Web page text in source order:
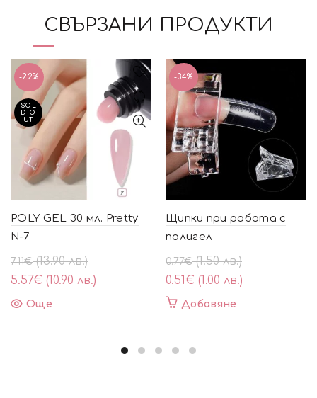
СВЪРЗАНИ ПРОДУКТИ
-22%
SOL
D O
UT
POLY GEL 30 мл. Pretty
N-7
7.11€ (13.90 лв.)
Original
price
was:
5.57€ (10.90 лв.)
Текущата
цена
е:
Още
-34%
Щипки при работа с
полигел
0.77€ (1.50 лв.)
Original
price
was:
лв.).
0.51 € (1.00 лв.)
Текущата
цена
е:
лв.).
Добавяне